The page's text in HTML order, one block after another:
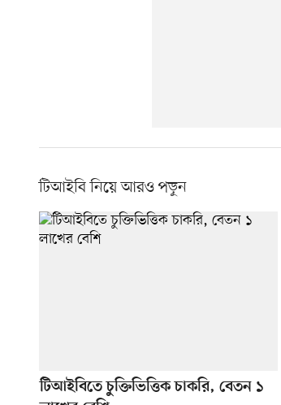
টিআইবি নিয়ে আরও পড়ুন
টিআইবিতে চুক্তিভিত্তিক চাকরি, বেতন ১